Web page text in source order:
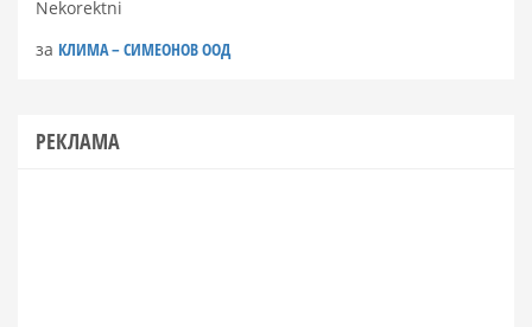
Nekorektni
за КЛИМА – СИМЕОНОВ ООД
РЕКЛАМА